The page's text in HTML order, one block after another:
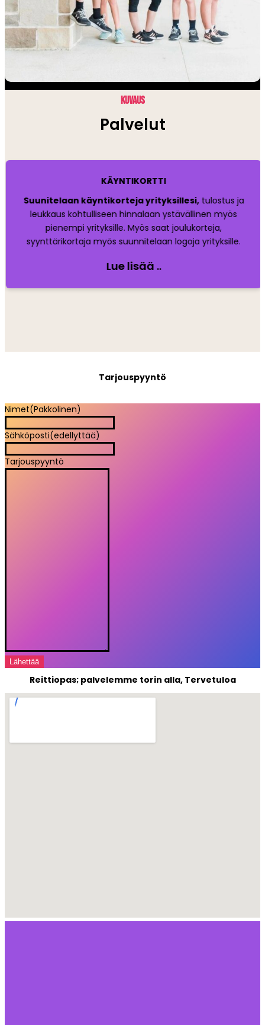
KUVAUS
Palvelut
KÄYNTIKORTTI
Suunitelaan käyntikorteja yrityksillesi,tulostus ja
leukkaus kohtulliseen hinnalaan ystävällinen myös
pienempi yrityksille. Myös saat joulukorteja,
syynttärikortaja myös suunnitelaan logoja yrityksille.
Lue lisää ..
Tarjouspyyntö
Nimet(Pakkolinen)
Sähköposti(edellyttää)
Tarjouspyyntö
Lähettää
Reittiopas; palvelemme torin alla, Tervetuloa